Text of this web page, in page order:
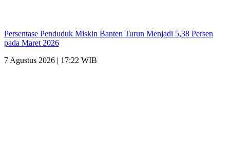
Persentase Penduduk Miskin Banten Turun Menjadi 5,38 Persen
pada Maret 2026
7 Agustus 2026 | 17:22 WIB